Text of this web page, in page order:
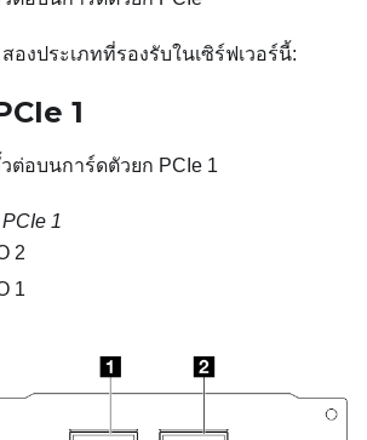
องประเภทที่รองรับในเซิร์ฟเวอร์นี้:
1
ต่อบนการ์ดตัวยก PCIe 1
1
2
1